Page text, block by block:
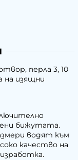
перла 3, 10
на изящни
бижутата.
водят към
качество на